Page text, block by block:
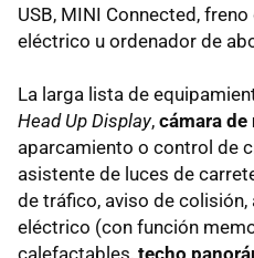
USB, MINI Connected,
eléctrico u ordenador de
La larga lista de
Head Up Display, cámara de
aparcamiento o control de
asistente de luces de
de tráfico, aviso de
eléctrico (con función
calefactables, techo